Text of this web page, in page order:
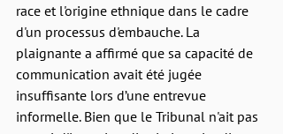
race et l'origine ethnique dans le cadre
d'un processus d'embauche. La
plaignante a affirmé que sa capacité de
communication avait été jugée
insuffisante lors d’une entrevue
informelle. Bien que le Tribunal n'ait pas